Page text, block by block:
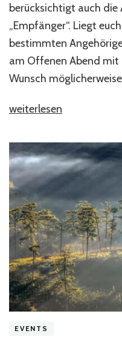
berücksichtigt auch die
„Empfänger“. Liegt
bestimmten
am Offenen Abend mit
Wunsch
„Willkommen
der
Skorpion-
Zeit!“
weiterlesen
EVENTS